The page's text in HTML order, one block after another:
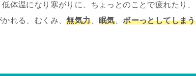
体温になり寒がりに、ちょっとのことで疲れたり、
れる、むくみ、無気力、眠気、ボーっとしてしまう